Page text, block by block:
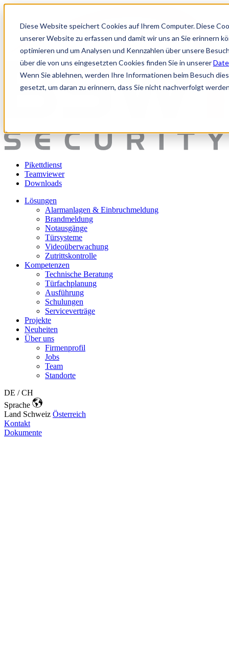
Diese Website speichert Cookies auf Ihrem Computer. Diese
unserer Website zu erfassen und damit wir uns an Sie erinnern
optimieren und um Analysen und Kennzahlen über unsere
über die von uns eingesetzten Cookies finden Sie in unserer
Wenn Sie ablehnen, werden Ihre Informationen beim Besuch
gesetzt, um daran zu erinnern, dass Sie nicht nachverfolgt
Pikettdienst
Teamviewer
Downloads
Lösungen
Alarmanlagen & Einbruchmeldung
Brandmeldung
Notausgänge
Türsysteme
Videoüberwachung
Zutrittskontrolle
Kompetenzen
Technische Beratung
Türfachplanung
Ausführung
Schulungen
Serviceverträge
Projekte
Neuheiten
Über uns
Firmenprofil
Jobs
Team
Standorte
DE / CH
Sprache
Land Schweiz Österreich
Kontakt
Dokumente